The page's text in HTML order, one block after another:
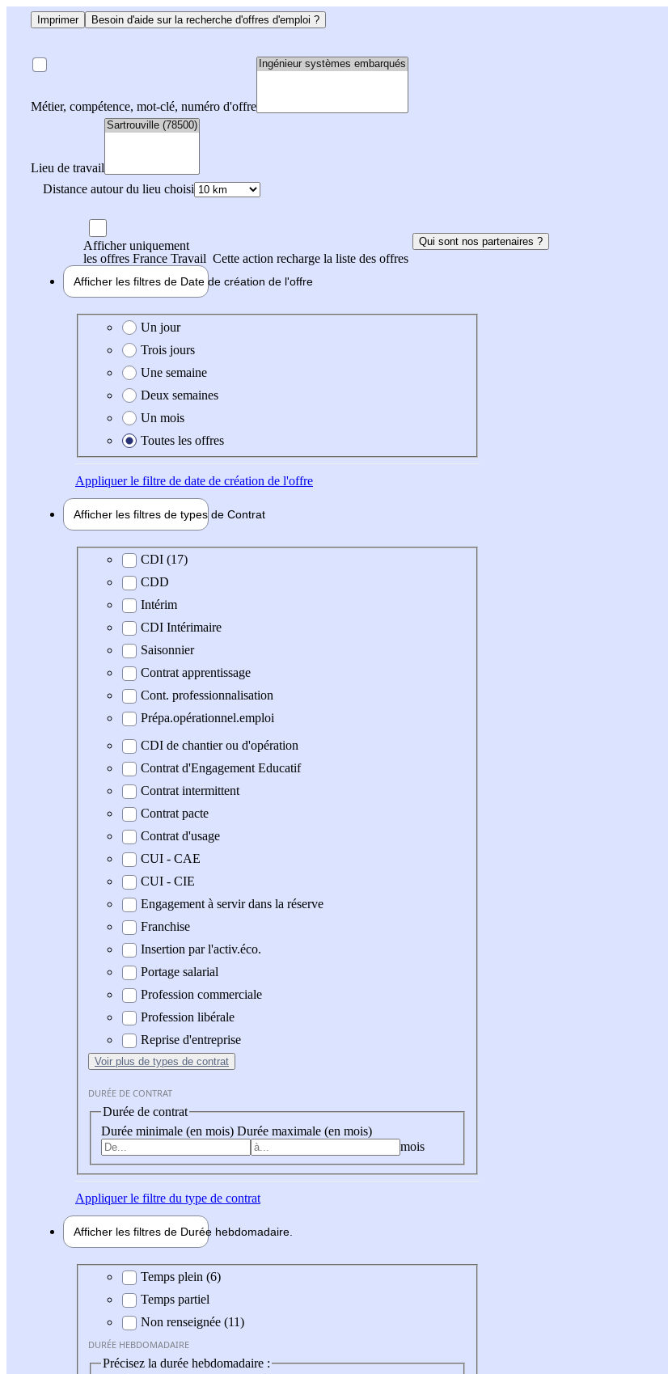
Imprimer Besoin d'aide sur la recherche d'offres d'emploi ?
Métier, compétence, mot-clé, numéro d'offre
Lieu de travail
Distance autour du lieu choisi
Afficher uniquement
les offres France Travail Cette action recharge la liste des offres
Qui sont nos partenaires ?
Afficher les filtres de Date de création de l'offre
Date de création de l'offre
Un jour
Trois jours
Une semaine
Deux semaines
Un mois
Toutes les offres
Appliquerle filtre de date de création de l'offre
Afficher les filtres de types de Contrat
Type de contratCDI (17)
CDD
Intérim
CDI Intérimaire
Saisonnier
Contrat apprentissage
Cont. professionnalisation
Prépa.opérationnel.emploi
CDI de chantier ou d'opération
Contrat d'Engagement Educatif
Contrat intermittent
Contrat pacte
Contrat d'usage
CUI - CAE
CUI - CIE
Engagement à servir dans la réserve
Franchise
Insertion par l'activ.éco.
Portage salarial
Profession commerciale
Profession libérale
Reprise d'entreprise
Voir plus de types de contrat
DURÉE DE CONTRAT
Durée de contrat
Durée minimale (en mois) Durée maximale (en mois)
mois
Appliquerle filtre du type de contrat
Afficher les filtres de Durée hebdomadaire
Durée hebdomadaire
Temps plein (6)
Temps partiel
Non renseignée (11)
DURÉE HEBDOMADAIRE
Précisez la durée hebdomadaire :